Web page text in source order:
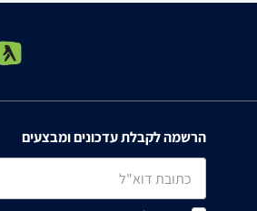
הרשמה לקבלת עדכונים ומבצעים